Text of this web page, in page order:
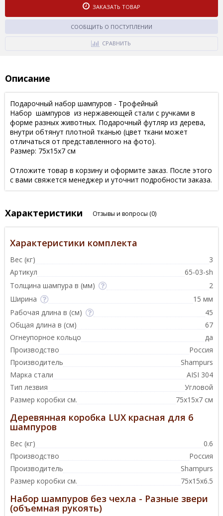
ЗАКАЗАТЬ ТОВАР
СООБЩИТЬ О ПОСТУПЛЕНИИ
СРАВНИТЬ
Описание
Подарочный набор шампуров - Трофейный
Набор шампуров из нержавеющей стали с ручками в
форме разных животных. Подарочный футляр из дерева,
внутри обтянут плотной тканью (цвет ткани может
отличаться от представленного на фото).
Размер: 75х15х7 см
Отложите товар в корзину и оформите заказ. После этого
с вами свяжется менеджер и уточнит подробности заказа.
Характеристики Отзывы и вопросы (0)
Характеристики комплекта
Вес (кг)
3
Артикул
65-03-sh
Толщина шампура в (мм)
2
Ширина
15 мм
Рабочая длина в (см)
45
Общая длина в (см)
67
Огнеупорное кольцо
да
Производство
Россия
Производитель
Shampurs
Марка стали
AISI 304
Тип лезвия
Угловой
Размер коробки см.
75х15х7 см
Деревянная коробка LUX красная для 6
шампуров
Вес (кг)
0.6
Производство
Россия
Производитель
Shampurs
Размер коробки см.
75х15х6.5
Набор шампуров без чехла - Разные звери
(объемная рукоять)